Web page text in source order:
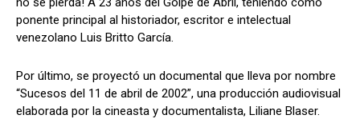
ponente principal al historiador, escritor e intelectual
venezolano Luis Britto García.
Por último, se proyectó un documental que lleva por nombre
“Sucesos del 11 de abril de 2002”, una producción audiovisual
elaborada por la cineasta y documentalista, Liliane Blaser.